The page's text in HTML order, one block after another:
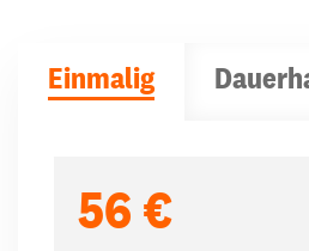
Einmalig
56 €